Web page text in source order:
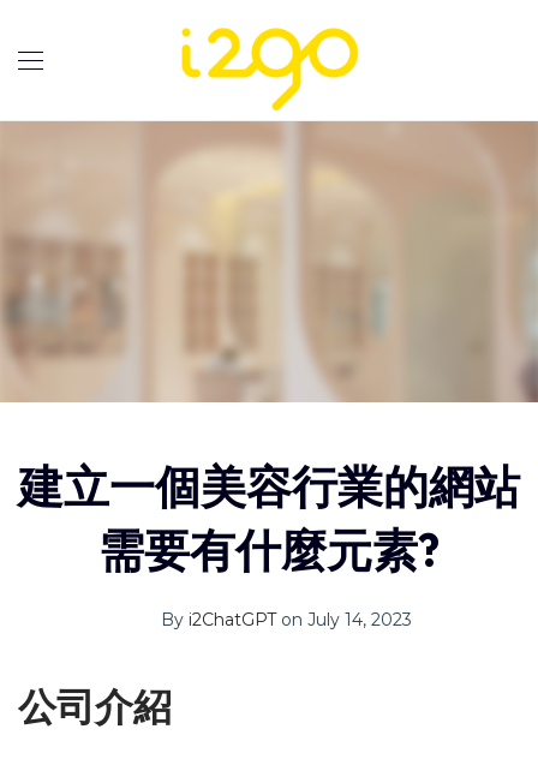
建立一個美容行業的網站
需要有什麼元素?
By i2ChatGPT on July 14, 2023
公司介紹